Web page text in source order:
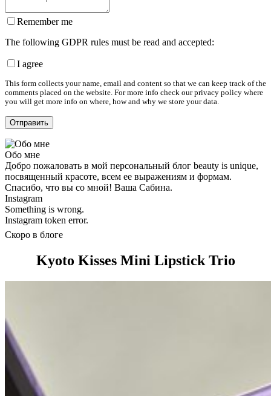
Remember me
The following GDPR rules must be read and accepted:
I agree
This form collects your name, email and content so that we can keep track of the
comments placed on the website. For more info check our privacy policy where
you will get more info on where, how and why we store your data.
Обо мне
Добро пожаловать в мой персональный блог beauty is unique,
посвященный красоте, всем ее выражениям и формам.
Спасибо, что вы со мной! Ваша Сабина.
Instagram
Something is wrong.
Instagram token error.
Скоро в блоге
Kyoto Kisses Mini Lipstick Trio